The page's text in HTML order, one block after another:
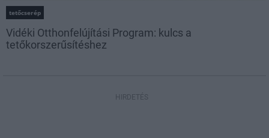
tetőcserép
Vidéki Otthonfelújítási Program: kulcs a
tetőkorszerűsítéshez
HIRDETÉS